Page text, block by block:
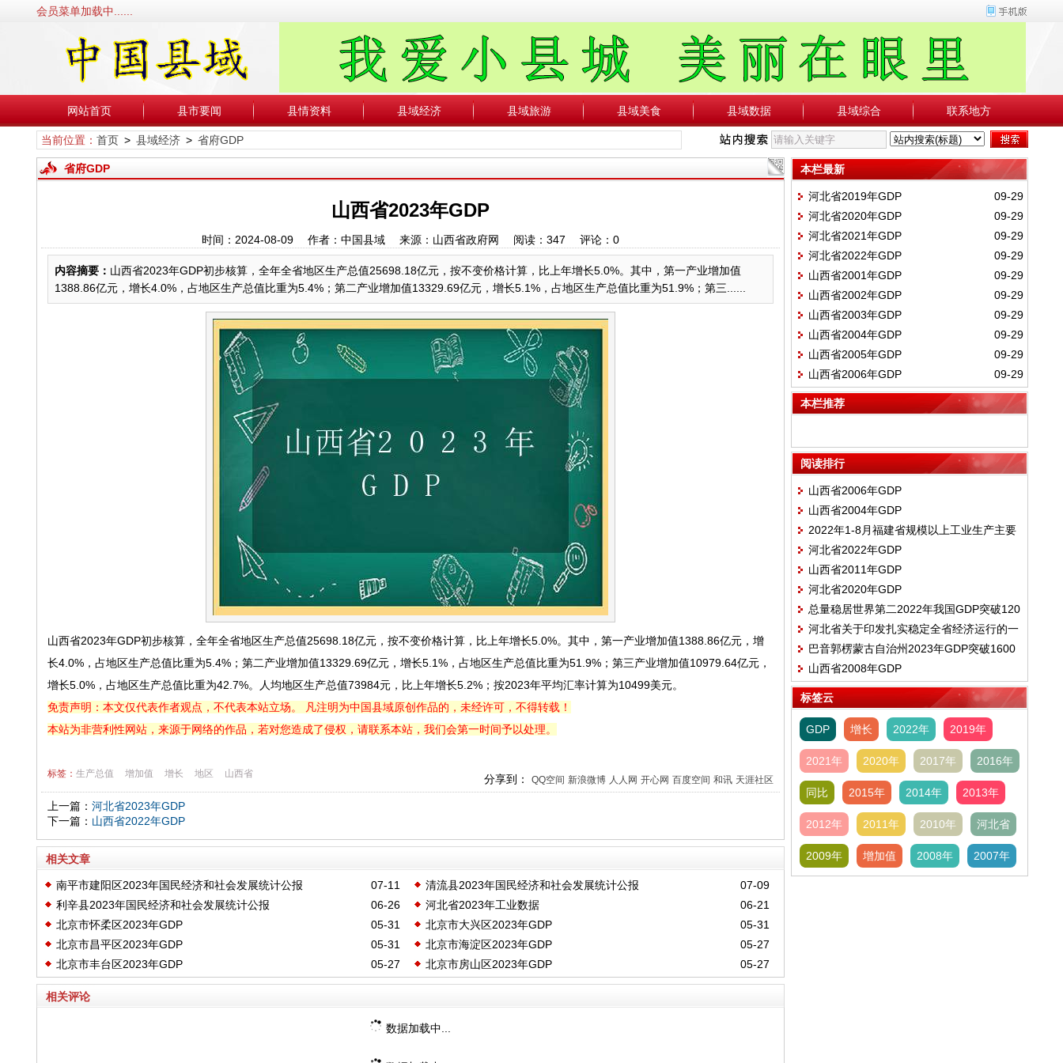
会员菜单加载中......
网站首页 县市要闻 县情资料 县域经济 县域旅游 县域美食 县域数据 县域综合 联系地方
当前位置： 首页> 县域经济> 省府GDP
省府GDP
山西省2023年GDP
时间：2024-08-09 作者：中国县域 来源：山西省政府网 阅读： 347 评论： 0
内容摘要： 山西省2023年GDP初步核算，全年全省地区生产总值25698.18亿元，按不变价格计算，比上年增长5.0%。其中，第一产业增加值
1388.86亿元，增长4.0%，占地区生产总值比重为5.4%；第二产业增加值13329.69亿元，增长5.1%，占地区生产总值比重为51.9%；第三......
山西省2023年GDP初步核算，全年全省地区生产总值25698.18亿元，按不变价格计算，比上年增长5.0%。其中，第一产业增加值1388.86亿元，增
长4.0%，占地区生产总值比重为5.4%；第二产业增加值13329.69亿元，增长5.1%，占地区生产总值比重为51.9%；第三产业增加值10979.64亿元，
增长5.0%，占地区生产总值比重为42.7%。人均地区生产总值73984元，比上年增长5.2%；按2023年平均汇率计算为10499美元。
免责声明：本文仅代表作者观点，不代表本站立场。 凡注明为中国县域原创作品的，未经许可，不得转载！
本站为非营利性网站，来源于网络的作品，若对您造成了侵权，请联系本站，我们会第一时间予以处理。
标签： 生产总值 增加值 增长 地区 山西省 分享到： QQ空间 新浪微博 人人网 开心网 百度空间 和讯 天涯社区
上一篇： 河北省2023年GDP
下一篇： 山西省2022年GDP
相关文章
07-11
南平市建阳区2023年国民经济和社会发展统计公报 07-09
清流县2023年国民经济和社会发展统计公报
06-26
利辛县2023年国民经济和社会发展统计公报 06-21
河北省2023年工业数据
05-31
北京市怀柔区2023年GDP 05-31
北京市大兴区2023年GDP
05-31
北京市昌平区2023年GDP 05-27
北京市海淀区2023年GDP
05-27
北京市丰台区2023年GDP 05-27
北京市房山区2023年GDP
相关评论
数据加载中...
本栏最新
09-29
河北省2019年GDP
09-29
河北省2020年GDP
09-29
河北省2021年GDP
09-29
河北省2022年GDP
09-29
山西省2001年GDP
09-29
山西省2002年GDP
09-29
山西省2003年GDP
09-29
山西省2004年GDP
09-29
山西省2005年GDP
09-29
山西省2006年GDP
本栏推荐
阅读排行
山西省2006年GDP
山西省2004年GDP
2022年1-8月福建省规模以上工业生产主要
数据
河北省2022年GDP
山西省2011年GDP
河北省2020年GDP
总量稳居世界第二2022年我国GDP突破120
万亿元 增长3% |
河北省关于印发扎实稳定全省经济运行的一
揽子措施及配套政策的通知
巴音郭楞蒙古自治州2023年GDP突破1600
亿元大关
山西省2008年GDP
标签云
GDP 增长 2022年 2019年
2021年 2020年 2017年 2016年
同比 2015年 2014年 2013年
2012年 2011年 2010年 河北省
2009年 增加值 2008年 2007年